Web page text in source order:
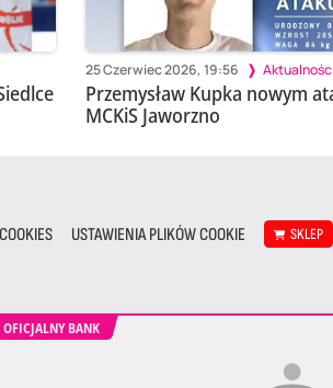
25 Czerwiec 2026, 19:56 Aktualności
Przemysław Kupka nowym
MCKiS Jaworzno
USTAWIENIA PLIKÓW COOKIE SKLEP
OFICJALNY BANK